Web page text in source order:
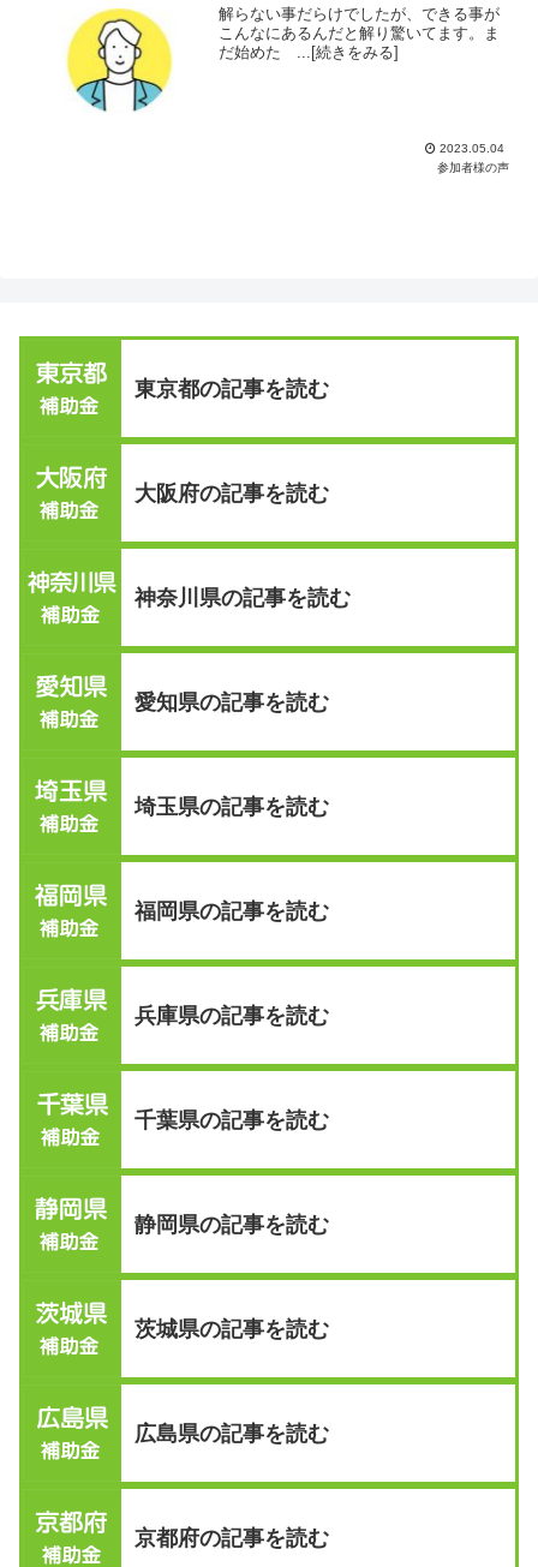
解らない事だらけでしたが、できる事が
こんなにあるんだと解り驚いてます。ま
だ始めた ...[続きをみる]
2023.05.04
参加者様の声
東京都の記事を読む
大阪府の記事を読む
神奈川県の記事を読む
愛知県の記事を読む
埼玉県の記事を読む
福岡県の記事を読む
兵庫県の記事を読む
千葉県の記事を読む
静岡県の記事を読む
茨城県の記事を読む
広島県の記事を読む
京都府の記事を読む